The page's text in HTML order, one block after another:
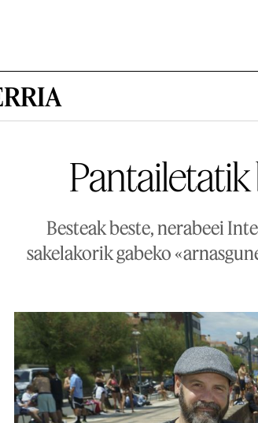
Besteak beste, nerabeei
sakelakorik gabeko